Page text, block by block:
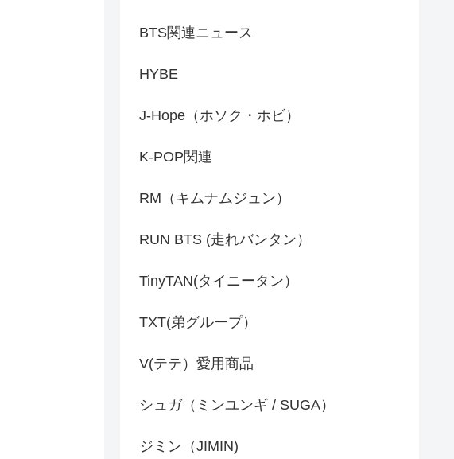
BTS関連ニュース
HYBE
J-Hope（ホソク・ホビ）
K-POP関連
RM（キムナムジュン）
RUN BTS (走れバンタン）
TinyTAN(タイニータン）
TXT(弟グループ）
V(テテ）愛用商品
シュガ（ミンユンギ / SUGA）
ジミン（JIMIN)